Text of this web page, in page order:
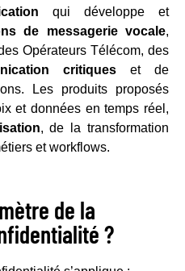
qui développe et
de messagerie vocale,
Opérateurs Télécom, des
critiques et de
Les produits proposés
et données en temps réel,
, de la transformation
et workflows.
de la
?